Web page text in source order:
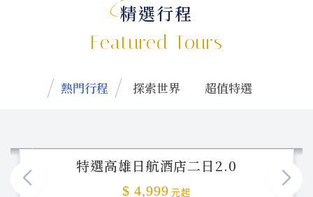
精選行程
Featured Tours
熱門行程 探索世界 超值特選
特選高雄日航酒店二日2.0
$ 4,999 元起